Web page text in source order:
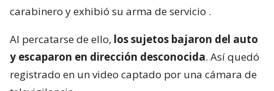
carabinero y exhibió su arma de servicio .
Al percatarse de ello, los sujetos bajaron del auto
y escaparon en dirección desconocida. Así quedó
registrado en un video captado por una cámara de